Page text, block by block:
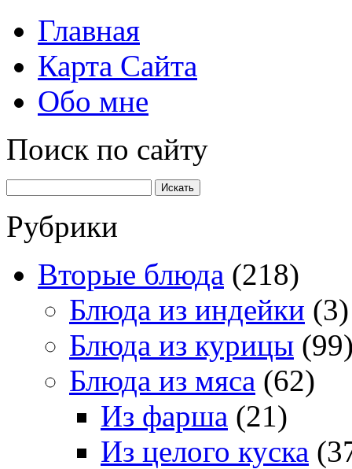
Главная
Карта Сайта
Обо мне
Поиск по сайту
Рубрики
Вторые блюда (218)
Блюда из индейки (3)
Блюда из курицы
Блюда из мяса (62)
Из фарша (21)
Из целого куска